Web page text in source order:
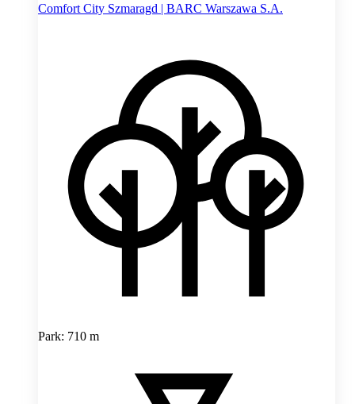
Comfort City Szmaragd | BARC Warszawa S.A.
Park: 710 m